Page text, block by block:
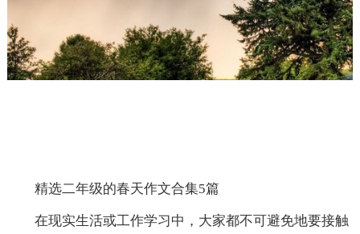
精选二年级的春天作文合集5篇
在现实生活或工作学习中，大家都不可避免地要接触